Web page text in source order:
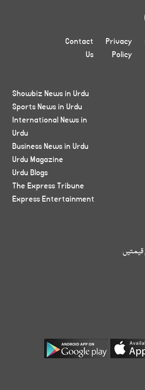
Privacy
Policy
Contact
Us
Showbiz News in Urdu
Sports News in Urdu
International News in
Urdu
Business News in Urdu
Urdu Magazine
Urdu Blogs
The Express Tribune
Express Entertainment